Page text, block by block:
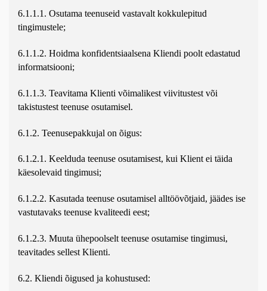
6.1.1.1. Osutama teenuseid vastavalt kokkulepitud
tingimustele;
6.1.1.2. Hoidma konfidentsiaalsena Kliendi poolt edastatud
informatsiooni;
6.1.1.3. Teavitama Klienti võimalikest viivitustest või
takistustest teenuse osutamisel.
6.1.2. Teenusepakkujal on õigus:
6.1.2.1. Keelduda teenuse osutamisest, kui Klient ei täida
käesolevaid tingimusi;
6.1.2.2. Kasutada teenuse osutamisel alltöövõtjaid, jäädes ise
vastutavaks teenuse kvaliteedi eest;
6.1.2.3. Muuta ühepoolselt teenuse osutamise tingimusi,
teavitades sellest Klienti.
6.2. Kliendi õigused ja kohustused: